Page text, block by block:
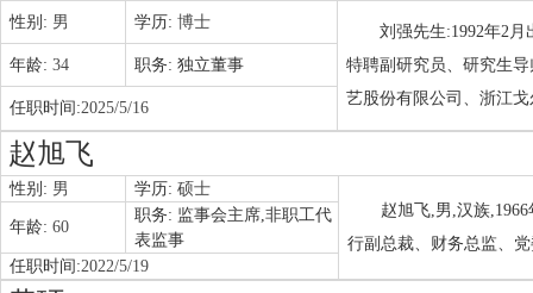
性别: 男 学历: 博士
刘强先生:1992年2
特聘副研究员、研究生
艺股份有限公司、浙江
年龄: 34 职务: 独立董事
任职时间:2025/5/16
赵旭飞
性别: 男 学历: 硕士
赵旭飞,男,汉族
行副总裁、财务总监、
年龄: 60
职务: 监事会主席,非职工代
表监事
任职时间:2022/5/19